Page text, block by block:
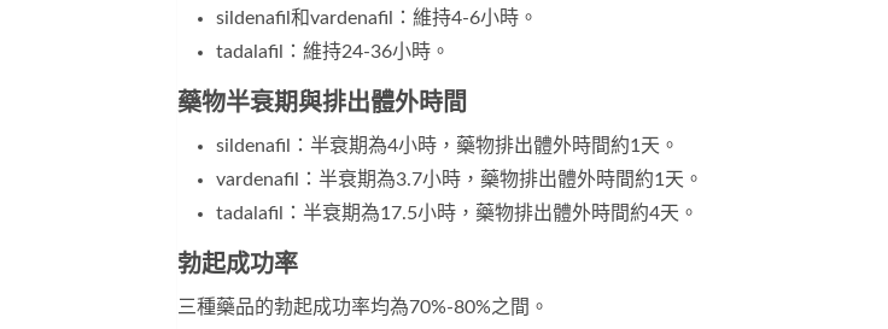
sildenafil和vardenafil：維持4-6小時。
tadalafil：維持24-36小時。
藥物半衰期與排出體外時間
sildenafil：半衰期為4小時，藥物排出體外時間約1天。
vardenafil：半衰期為3.7小時，藥物排出體外時間約1天。
tadalafil：半衰期為17.5小時，藥物排出體外時間約4天。
勃起成功率
三種藥品的勃起成功率均為70%-80%之間。